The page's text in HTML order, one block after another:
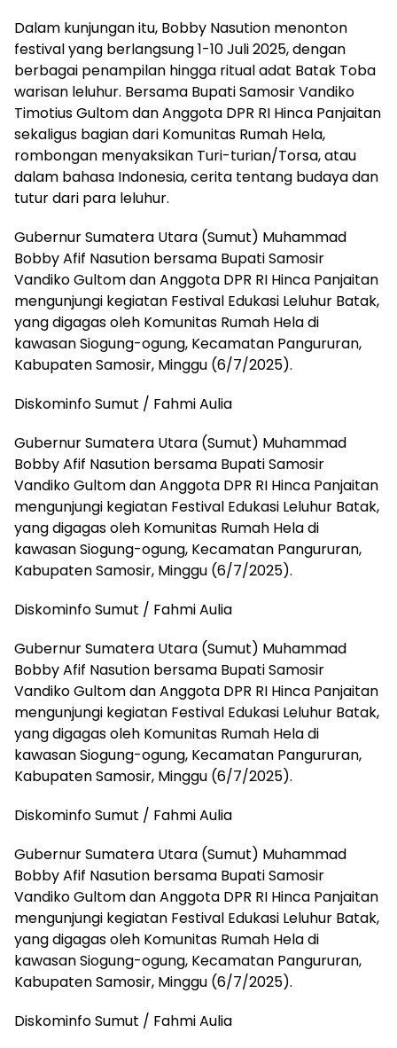
Dalam kunjungan itu, Bobby Nasution menonton
festival yang berlangsung 1-10 Juli 2025, dengan
berbagai penampilan hingga ritual adat Batak Toba
warisan leluhur. Bersama Bupati Samosir Vandiko
Timotius Gultom dan Anggota DPR RI Hinca Panjaitan
sekaligus bagian dari Komunitas Rumah Hela,
rombongan menyaksikan Turi-turian/Torsa, atau
dalam bahasa Indonesia, cerita tentang budaya dan
tutur dari para leluhur.
Gubernur Sumatera Utara (Sumut) Muhammad
Bobby Afif Nasution bersama Bupati Samosir
Vandiko Gultom dan Anggota DPR RI Hinca Panjaitan
mengunjungi kegiatan Festival Edukasi Leluhur Batak,
yang digagas oleh Komunitas Rumah Hela di
kawasan Siogung-ogung, Kecamatan Pangururan,
Kabupaten Samosir, Minggu (6/7/2025).
Diskominfo Sumut / Fahmi Aulia
Gubernur Sumatera Utara (Sumut) Muhammad
Bobby Afif Nasution bersama Bupati Samosir
Vandiko Gultom dan Anggota DPR RI Hinca Panjaitan
mengunjungi kegiatan Festival Edukasi Leluhur Batak,
yang digagas oleh Komunitas Rumah Hela di
kawasan Siogung-ogung, Kecamatan Pangururan,
Kabupaten Samosir, Minggu (6/7/2025).
Diskominfo Sumut / Fahmi Aulia
Gubernur Sumatera Utara (Sumut) Muhammad
Bobby Afif Nasution bersama Bupati Samosir
Vandiko Gultom dan Anggota DPR RI Hinca Panjaitan
mengunjungi kegiatan Festival Edukasi Leluhur Batak,
yang digagas oleh Komunitas Rumah Hela di
kawasan Siogung-ogung, Kecamatan Pangururan,
Kabupaten Samosir, Minggu (6/7/2025).
Diskominfo Sumut / Fahmi Aulia
Gubernur Sumatera Utara (Sumut) Muhammad
Bobby Afif Nasution bersama Bupati Samosir
Vandiko Gultom dan Anggota DPR RI Hinca Panjaitan
mengunjungi kegiatan Festival Edukasi Leluhur Batak,
yang digagas oleh Komunitas Rumah Hela di
kawasan Siogung-ogung, Kecamatan Pangururan,
Kabupaten Samosir, Minggu (6/7/2025).
Diskominfo Sumut / Fahmi Aulia